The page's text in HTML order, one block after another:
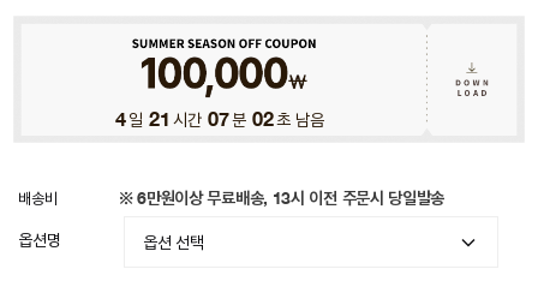
4일 21 시간 06분 58초 남음
배송비 ※ 6만원이상 무료배송, 13시 이전 주문시 당일발송
옵션명